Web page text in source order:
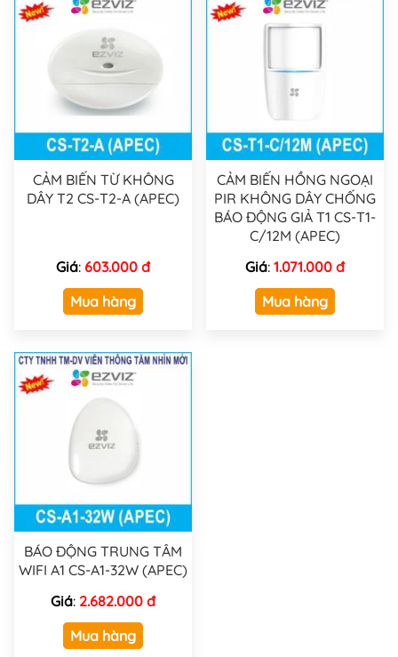
CẢM BIẾN TỪ KHÔNG
DÂY T2 CS-T2-A (APEC)
Giá: 603.000 đ
Mua hàng
CẢM BIẾN HỒNG NGOẠI
PIR KHÔNG DÂY CHỐNG
BÁO ĐỘNG GIẢ T1 CS-T1-
C/12M (APEC)
Giá: 1.071.000 đ
Mua hàng
BÁO ĐỘNG TRUNG TÂM
WIFI A1 CS-A1-32W (APEC)
Giá: 2.682.000 đ
Mua hàng